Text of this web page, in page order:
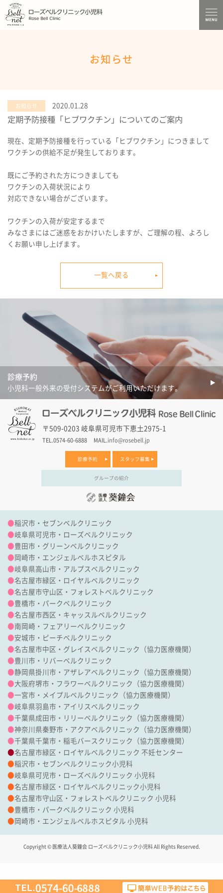
お知らせ
お知らせ 2020.01.28
定期予防接種「ヒブワクチン」についてのご案内
現在、定期予防接種を行っている「ヒブワクチン」につきまして
ワクチンの供給不足が発生しております。
既にご予約された方につきましても
ワクチンの入荷状況により
対応できない場合がございます。
ワクチンの入荷が安定するまで
みなさまにはご迷惑をおかけいたしますが、ご理解の程、よろし
くお願い申し上げます。
一覧へ戻る
診療予約
小児科一般外来の受付システムがご利用いただけます。
〒509-0203 岐阜県可児市下恵土2975-1
TEL.0574-60-6888 MAIL. info@rosebell.jp
診療予約 スタッフ募集
グループの紹介
●稲沢市・セブンベルクリニック
●岐阜県可児市・ローズベルクリニック
●豊田市・グリーンベルクリニック
● 岡崎市・エンジェルベルホスピタル
●岐阜県高山市・アルプスベルクリニック
●名古屋市緑区・ロイヤルベルクリニック
●名古屋市守山区・フォレストベルクリニック
●豊橋市・パークベルクリニック
●名古屋市西区・キャッスルベルクリニック
●南岡崎・フェアリーベルクリニック
●安城市・ピーチベルクリニック
●名古屋市中区・グレイスベルクリニック（協力医療機関）
●豊川市・リバーベルクリニック
●静岡県掛川市・アザレアベルクリニック（協力医療機関）
●大阪府堺市・フラワーベルクリニック（協力医療機関）
●一宮市・メイプルベルクリニック（協力医療機関）
●岐阜県羽島市・アイリスベルクリニック
●千葉県成田市・リリーベルクリニック（協力医療機関）
●神奈川県秦野市・アクアベルクリニック（協力医療機関）
●千葉県千葉市・稲毛バースクリニック（協力医療機関）
●名古屋市緑区・ロイヤルベルクリニック 不妊センター
●稲沢市・セブンベルクリニック小児科
●岐阜県可児市・ローズベルクリニック 小児科
●名古屋市緑区・ロイヤルベルクリニック小児科
●名古屋市守山区・フォレストベルクリニック 小児科
●豊橋市・パークベルクリニック 小児科
● 岡崎市・エンジェルベルホスピタル 小児科
Copyright © 医療法人葵鐘会 ローズベルクリニック小児科 All Rights Reserved.